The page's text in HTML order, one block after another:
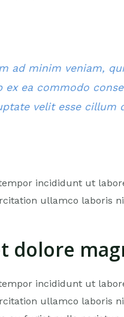
ad minim veniam,
ex ea commodo
velit esse cillum
incididunt ut
ullamco laboris
dolore
incididunt ut
ullamco laboris